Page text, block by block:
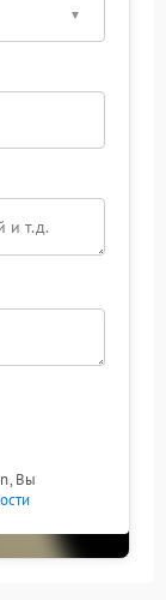
Вы